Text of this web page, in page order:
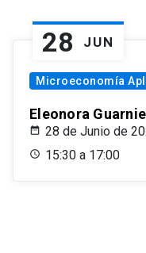
28 JUN
Microeconomía
Eleonora
28 de Junio de
15:30 a 17:00